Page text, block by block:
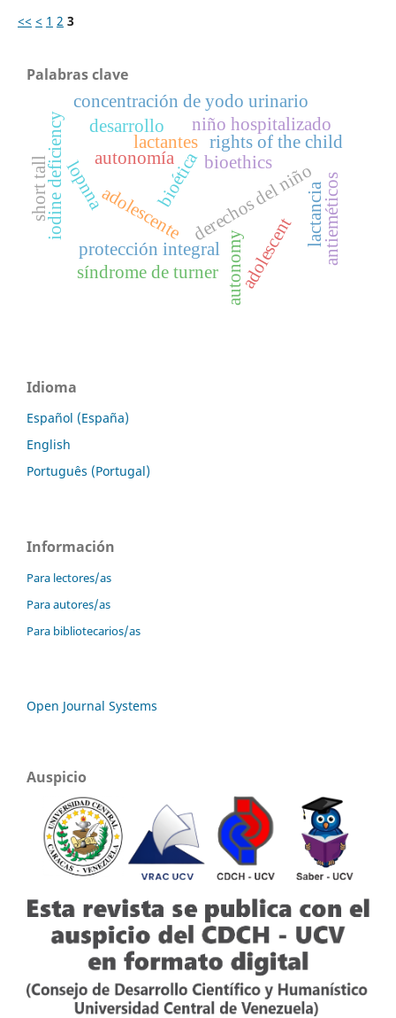
<< < 1 2 3
Palabras clave
bioética
autonomía
derechos del niño
protección integral
adolescente
bioethics
autonomy
rights of the child
adolescent
lopnna
niño hospitalizado
lactancia
concentración de yodo urinario
iodine deficiency
síndrome de turner
short tall
lactantes
desarrollo
antieméticos
Idioma
Español (España)
English
Português (Portugal)
Información
Para lectores/as
Para autores/as
Para bibliotecarios/as
Open Journal Systems
Auspicio